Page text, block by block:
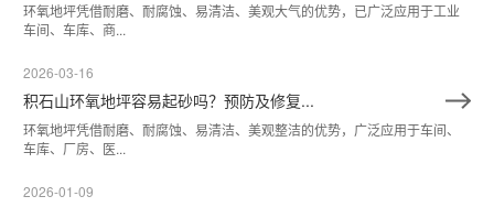
环氧地坪凭借耐磨、耐腐蚀、易清洁、美观大气的优势，已广泛应用于工业
车间、车库、商...
2026-03-16
积石山环氧地坪容易起砂吗？预防及修复...
环氧地坪凭借耐磨、耐腐蚀、易清洁、美观整洁的优势，广泛应用于车间、
车库、厂房、医...
2026-01-09